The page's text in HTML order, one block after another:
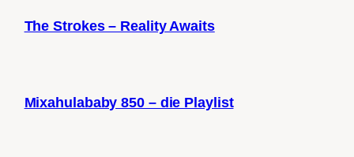
The Strokes – Reality Awaits
Mixahulababy 850 – die Playlist